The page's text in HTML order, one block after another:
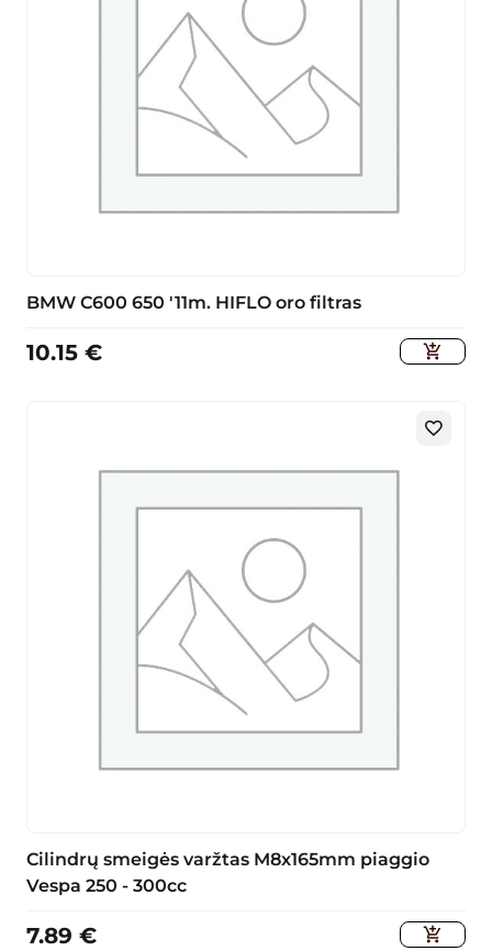
BMW C600 650 '11m. HIFLO oro filtras
10.15 €
Cilindrų smeigės varžtas M8x165mm piaggio
Vespa 250 - 300cc
7.89 €